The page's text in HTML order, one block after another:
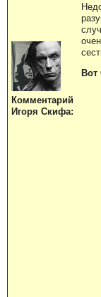
Комментарий
Игоря Скифа:
Вот